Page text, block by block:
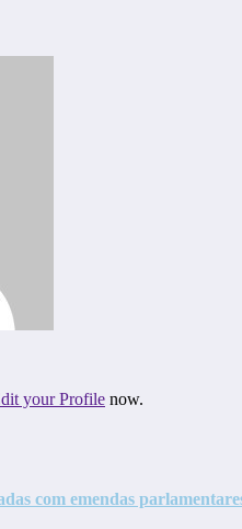
your Profile now.
com emendas